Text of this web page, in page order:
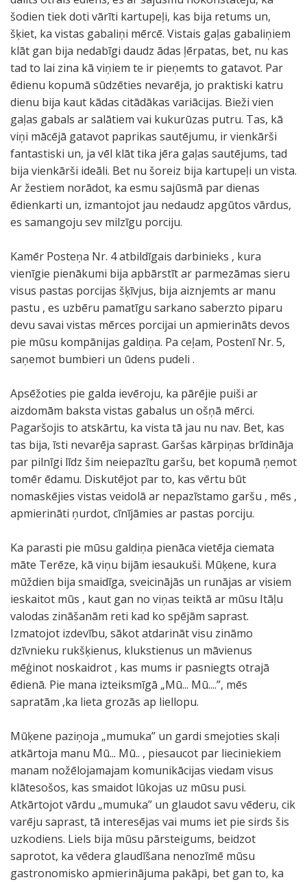
šodien tiek doti vārīti kartupeļi, kas bija retums un,
šķiet, ka vistas gabaliņi mērcē. Vistais gaļas gabaliņiem
klāt gan bija nedabīgi daudz ādas ļērpatas, bet, nu kas
tad to lai zina kā viņiem te ir pieņemts to gatavot. Par
ēdienu kopumā sūdzēties nevarēja, jo praktiski katru
dienu bija kaut kādas citādākas variācijas. Bieži vien
gaļas gabals ar salātiem vai kukurūzas putru. Tas, kā
viņi mācējā gatavot paprikas sautējumu, ir vienkārši
fantastiski un, ja vēl klāt tika jēra gaļas sautējums, tad
bija vienkārši ideāli. Bet nu šoreiz bija kartupeļi un vista.
Ar žestiem norādot, ka esmu sajūsmā par dienas
ēdienkarti un, izmantojot jau nedaudz apgūtos vārdus,
es samangoju sev milzīgu porciju.
Kamēr Posteņa Nr. 4 atbildīgais darbinieks , kura
vienīgie pienākumi bija apbārstīt ar parmezāmas sieru
visus pastas porcijas šķīvjus, bija aiznjemts ar manu
pastu , es uzbēru pamatīgu sarkano saberzto piparu
devu savai vistas mērces porcijai un apmierināts devos
pie mūsu kompānijas galdiņa. Pa ceļam, Postenī Nr. 5,
saņemot bumbieri un ūdens pudeli .
Apsēžoties pie galda ievēroju, ka pārējie puiši ar
aizdomām baksta vistas gabalus un ošņā mērci.
Pagaršojis to atskārtu, ka vista tā jau nu nav. Bet, kas
tas bija, īsti nevarēja saprast. Garšas kārpiņas brīdināja
par pilnīgi līdz šim neiepazītu garšu, bet kopumā ņemot
tomēr ēdamu. Diskutējot par to, kas vērtu būt
nomaskējies vistas veidolā ar nepazīstamo garšu , mēs ,
apmierināti ņurdot, cīnījāmies ar pastas porciju.
Ka parasti pie mūsu galdiņa pienāca vietēja ciemata
māte Terēze, kā viņu bijām iesaukuši. Mūķene, kura
mūždien bija smaidīga, sveicinājās un runājas ar visiem
ieskaitot mūs , kaut gan no viņas teiktā ar mūsu Itāļu
valodas zināšanām reti kad ko spējām saprast.
Izmatojot izdevību, sākot atdarināt visu zināmo
dzīvnieku rukšķienus, klukstienus un māvienus
mēģinot noskaidrot , kas mums ir pasniegts otrajā
ēdienā. Pie mana izteiksmīgā „Mū... Mū....”, mēs
sapratām ,ka lieta grozās ap liellopu.
Mūķene paziņoja „mumuka” un gardi smejoties skaļi
atkārtoja manu Mū... Mū.. , piesaucot par lieciniekiem
manam nožēlojamajam komunikācijas viedam visus
klātesošos, kas smaidot lūkojas uz mūsu pusi.
Atkārtojot vārdu „mumuka” un glaudot savu vēderu, cik
varēju saprast, tā interesējas vai mums iet pie sirds šis
uzkodiens. Liels bija mūsu pārsteigums, beidzot
saprotot, ka vēdera glaudīšana nenozīmē mūsu
gastronomisko apmierinājuma pakāpi, bet gan to, ka